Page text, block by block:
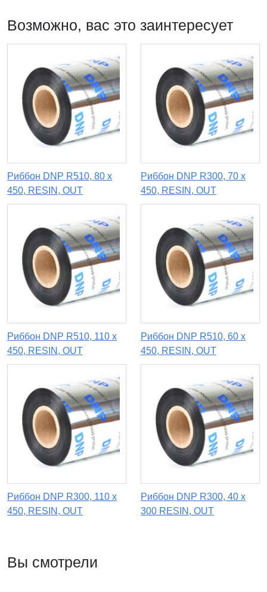
Возможно, вас это заинтересует
Риббон DNP R510, 80 х
450, RESIN, OUT
Риббон DNP R300, 70 х
450, RESIN, OUT
Риббон DNP R510, 110 х
450, RESIN, OUT
Риббон DNP R510, 60 х
450, RESIN, OUT
Риббон DNP R300, 110 х
450, RESIN, OUT
Риббон DNP R300, 40 x
300 RESIN, OUT
Вы смотрели